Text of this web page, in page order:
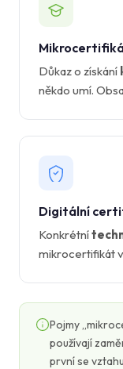
Důkaz o získání
někdo umí.
Digitální
Konkrétní
mikrocertifikát
Pojmy
používají
první se